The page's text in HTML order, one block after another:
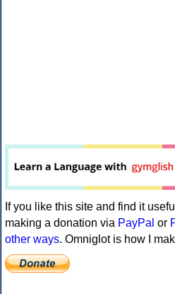
If you like this site and find it
making a donation via PayPal or
other ways. Omniglot is how I